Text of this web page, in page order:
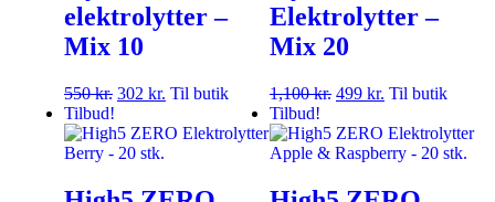
elektrolytter –
Mix 10
550kr. 302 kr. Til butik
Elektrolytter –
Mix 20
1,100kr. 499 kr. Til butik
Tilbud!
Tilbud!